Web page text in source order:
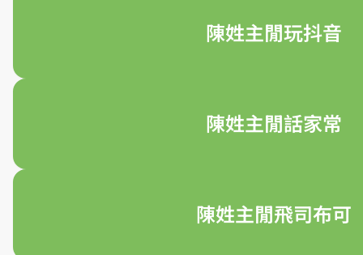
陳姓主閒玩抖音
陳姓主閒話家常
陳姓主閒飛司布可